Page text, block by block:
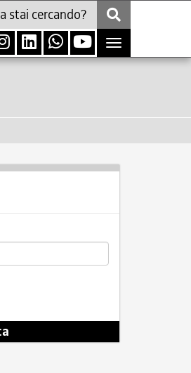
Toggle
navigation